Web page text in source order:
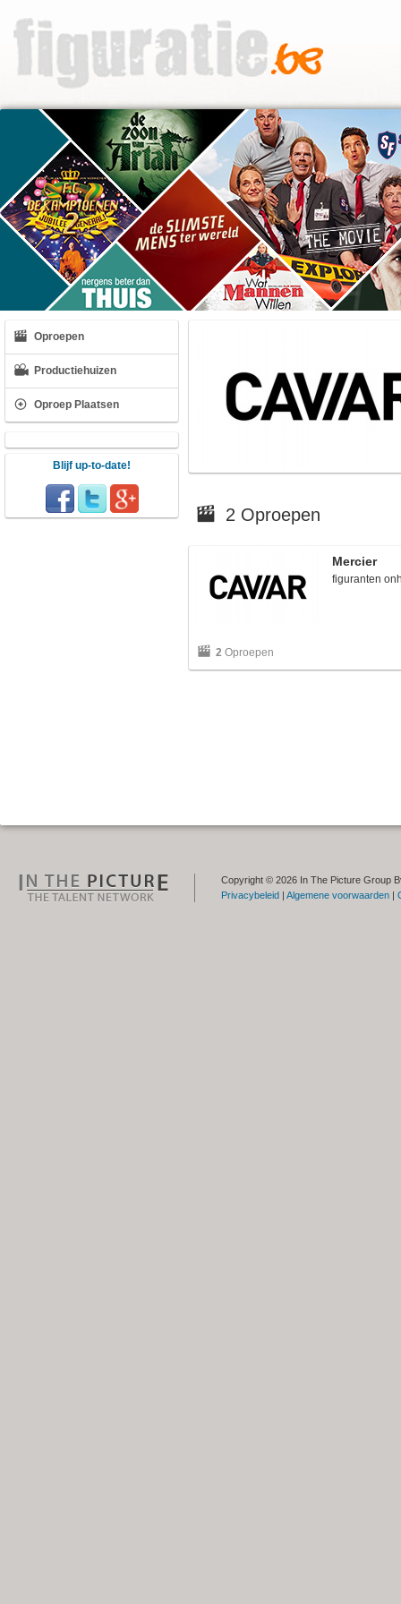
Oproepen
Productiehuizen
Oproep Plaatsen
Blijf up-to-date!
2 Oproepen
Mercier
figuranten
2 Oproepen
Copyright © 2026 In The Picture Group
Privacybeleid | Algemene voorwaarden |